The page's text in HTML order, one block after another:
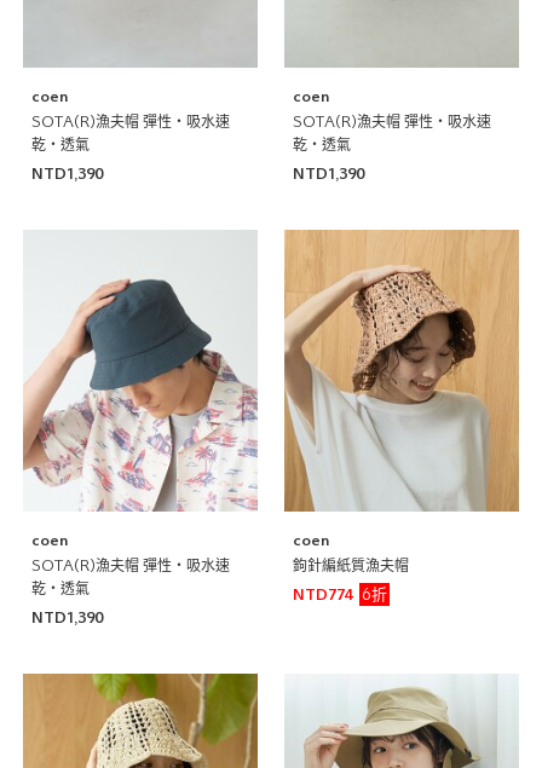
coen
SOTA(R)漁夫帽 彈性・吸水速
乾・透氣
NTD1,390
coen
SOTA(R)漁夫帽 彈性・吸水速
乾・透氣
NTD1,390
coen
SOTA(R)漁夫帽 彈性・吸水速
乾・透氣
NTD1,390
coen
鉤針編紙質漁夫帽
NTD774
6折